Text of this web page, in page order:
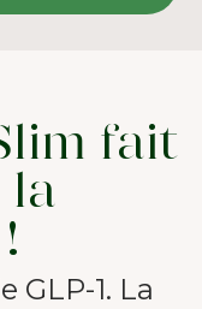
fait
la
GLP-1. La